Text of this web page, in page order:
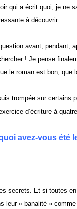
qui a écrit quoi, je ne
à découvrir.
avant, pendant,
! Je pense
le roman est bon, que
trompée sur certains
d’écriture à
avez-vous été
secrets. Et si toutes
leur « banalité »